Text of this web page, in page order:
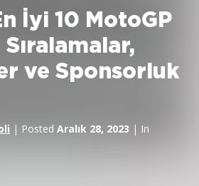
İyi 10 MotoGP
ve Sponsorluk
| Posted Aralık 28, 2023 | In